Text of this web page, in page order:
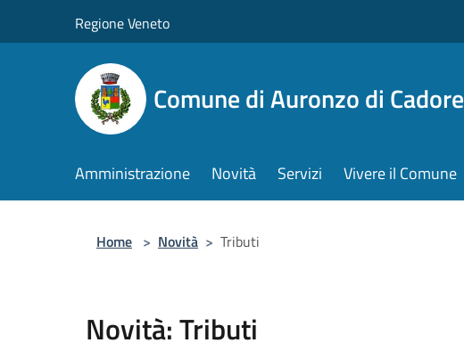
Regione Veneto
Comune di Auronzo di Cadore
Amministrazione Novità Servizi Vivere il Comune
Home > Novità > Tributi
Novità: Tributi